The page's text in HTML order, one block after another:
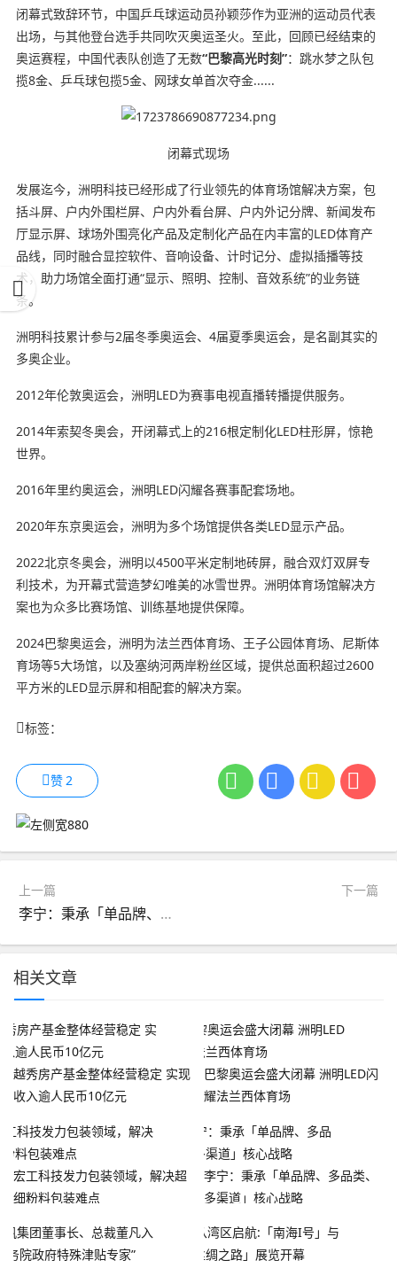
闭幕式致辞环节，中国乒乓球运动员孙颖莎作为亚洲的运动员代表
出场，与其他登台选手共同吹灭奥运圣火。至此，回顾已经结束的
奥运赛程，中国代表队创造了无数“巴黎高光时刻”：跳水梦之队包
揽8金、乒乓球包揽5金、网球女单首次夺金......
闭幕式现场
发展迄今，洲明科技已经形成了行业领先的体育场馆解决方案，包
括斗屏、户内外围栏屏、户内外看台屏、户内外记分牌、新闻发布
厅显示屏、球场外围亮化产品及定制化产品在内丰富的LED体育产
品线，同时融合显控软件、音响设备、计时记分、虚拟插播等技
术，助力场馆全面打通“显示、照明、控制、音效系统”的业务链
条。
洲明科技累计参与2届冬季奥运会、4届夏季奥运会，是名副其实的
多奥企业。
2012年伦敦奥运会，洲明LED为赛事电视直播转播提供服务。
2014年索契冬奥会，开闭幕式上的216根定制化LED柱形屏，惊艳
世界。
2016年里约奥运会，洲明LED闪耀各赛事配套场地。
2020年东京奥运会，洲明为多个场馆提供各类LED显示产品。
2022北京冬奥会，洲明以4500平米定制地砖屏，融合双灯双屏专
利技术，为开幕式营造梦幻唯美的冰雪世界。洲明体育场馆解决方
案也为众多比赛场馆、训练基地提供保障。
2024巴黎奥运会，洲明为法兰西体育场、王子公园体育场、尼斯体
育场等5大场馆，以及塞纳河两岸粉丝区域，提供总面积超过2600
平方米的LED显示屏和相配套的解决方案。
标签：
赞2
上一篇
李宁：秉承「单品牌、多品类、多渠道」核心战略
下一篇
相关文章
越秀房产基金整体经营稳定 实现
收入逾人民币10亿元
巴黎奥运会盛大闭幕 洲明LED闪
耀法兰西体育场
宏工科技发力包装领域，解决超
细粉料包装难点
李宁：秉承「单品牌、多品类、
多渠道」核心战略